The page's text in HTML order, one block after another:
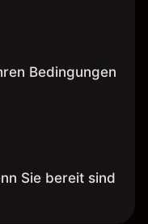
Bedingungen
Sie bereit sind